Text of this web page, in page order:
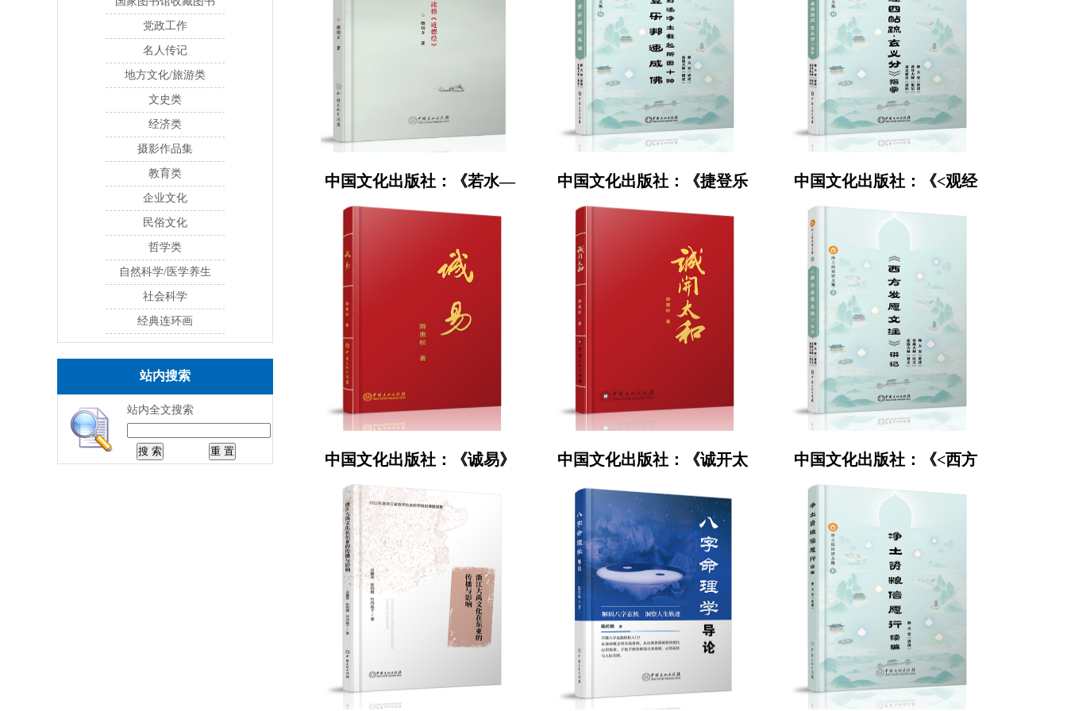
党政工作
名人传记
地方文化/旅游类
文史类
经济类
摄影作品集
教育类
企业文化
民俗文化
哲学类
自然科学/医学养生
社会科学
经典连环画
站内搜索
站内全文搜索
中国文化出版社：《若水— 中国文化出版社：《捷登乐 中国文化出版社：《<观经
中国文化出版社：《诚易》 中国文化出版社：《诚开太 中国文化出版社：《<西方